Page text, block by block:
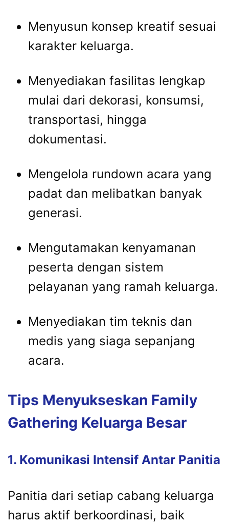
Menyusun konsep kreatif sesuai
karakter keluarga.
Menyediakan fasilitas lengkap
mulai dari dekorasi, konsumsi,
transportasi, hingga
dokumentasi.
Mengelola rundown acara yang
padat dan melibatkan banyak
generasi.
Mengutamakan kenyamanan
peserta dengan sistem
pelayanan yang ramah keluarga.
Menyediakan tim teknis dan
medis yang siaga sepanjang
acara.
Tips Menyukseskan Family
Gathering Keluarga Besar
1. Komunikasi Intensif Antar Panitia
Panitia dari setiap cabang keluarga
harus aktif berkoordinasi, baik